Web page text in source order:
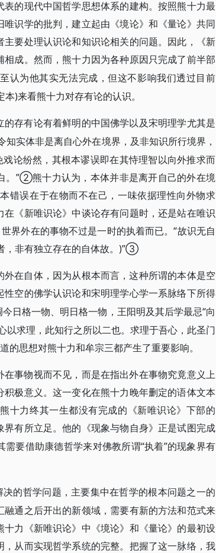
的现代中国哲学思想体系的建构。按照熊十力最
识学的批判，建立起由《境论》和《量论》共同
要处理认识论和知识论相关的问题。因此，《新
成。然而，熊十力因为各种原因只完成了前半部
为他其实无法完成，但这不影响我们透过目前
)来看熊十力对存有论的认识。
存有论有着鲜明的中国佛学以及宋明理学尤其是
知实体非是离自心外在境界，及非知识所行境界，
论纷然，其根本谬误即在其恃理智以向外推求而
。”②熊十力认为，本体并非是离开自己的外在境
错误在于在物而不在己，一味依据理性向外物求
《新唯识论》中谈论存有问题时，还是站在唯识
界外在的事物不过是一时的执着而已。“故识无自
，非有独立存在的自体故。)”③
在自体，因为从根本而言，这种所谓的本体是空
空的佛学认识论和宋明理学心学一系脉络下所得
日格一物、明日格一物，王阳明及其后学最忌“向
以求理，此知行之所以二也。求理于吾心，此圣门
思想对熊十力和牟宗三都产生了重要影响。
事物视而不见，而是在指出外在事物究竟意义上
极意义。这一变化在熊十力晚年删定的语体文本
十力终其一生都没有完成的《新唯识论》下部的
界有所立足。他的《现象与物自身》正是试图完成
需要借助康德哲学来对佛教所谓“执着”的现象界有
决的哲学问题，主要集中在哲学的根本问题之一的
通之后开出的新领域，需要有新的方法和范式来
力《新唯识论》中《境论》和《量论》的最初设
从而实现哲学系统的完整。把握了这一脉络，我